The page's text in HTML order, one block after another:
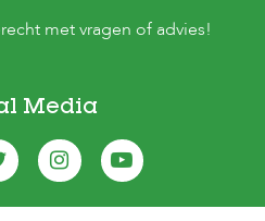
met vragen of advies!
Media